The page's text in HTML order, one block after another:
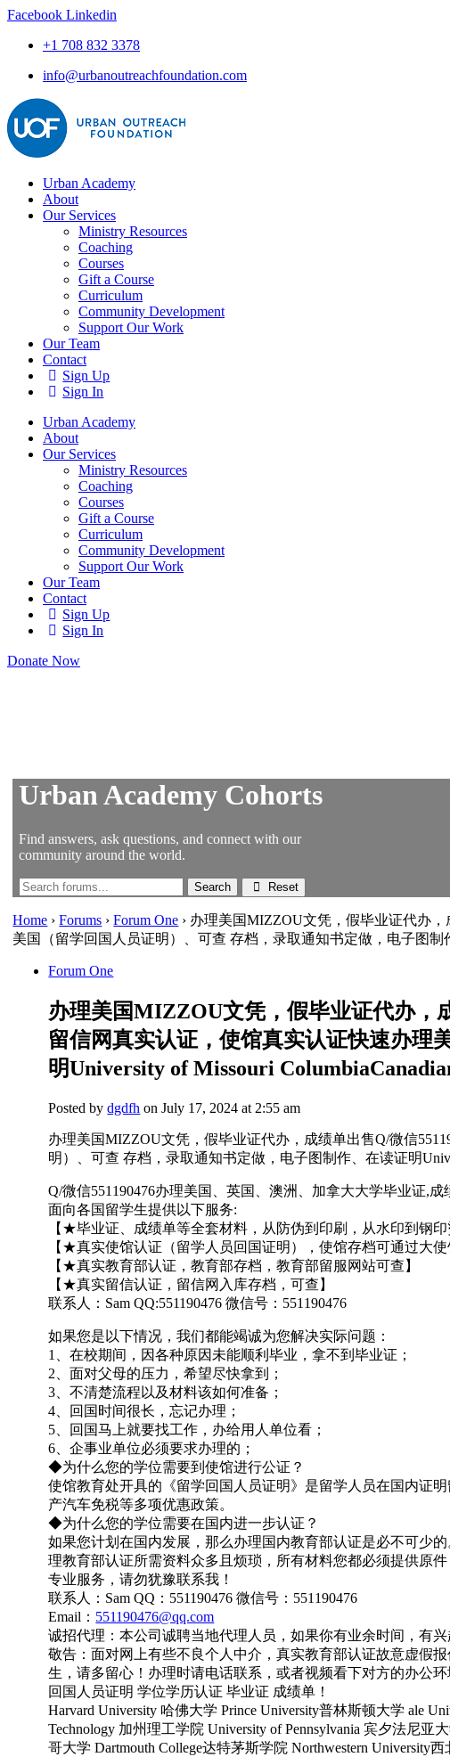
Facebook Linkedin
+1 708 832 3378
info@urbanoutreachfoundation.com
Urban Academy
About
Our Services
Ministry Resources
Coaching
Courses
Gift a Course
Curriculum
Community Development
Support Our Work
Our Team
Contact
Sign Up
Sign In
Urban Academy
About
Our Services
Ministry Resources
Coaching
Courses
Gift a Course
Curriculum
Community Development
Support Our Work
Our Team
Contact
Sign Up
Sign In
Donate Now
Urban Academy Cohorts
Find answers, ask questions, and connect with our
community around the world.
Reset
Home › Forums › Forum One › 办理美国MIZZOU文凭，假毕业证代办
美国（留学回国人员证明）、可查 存档，录取通知书定做，电子图制
Forum One
办理美国MIZZOU文凭，假毕业证代办，
留信网真实认证，使馆真实认证快速办理
明University of Missouri
Posted bydgdfh on July 17, 2024 at 2:55 am
办理美国MIZZOU文凭，假毕业证代办，成绩单出售Q/微信
明）、可查 存档，录取通知书定做，电子图制作、在读证明
Q/微信551190476办理美国、英国、澳洲、加拿大大学毕业证,
面向各国留学生提供以下服务:
【★毕业证、成绩单等全套材料，从防伪到印刷，从水印到钢印
【★真实使馆认证（留学人员回国证明），使馆存档可通过大使
【★真实教育部认证，教育部存档，教育部留服网站可查】
【★真实留信认证，留信网入库存档，可查】
联系人：Sam QQ:551190476 微信号：551190476
如果您是以下情况，我们都能竭诚为您解决实际问题：
1、在校期间，因各种原因未能顺利毕业，拿不到毕业证；
2、面对父母的压力，希望尽快拿到；
3、不清楚流程以及材料该如何准备；
4、回国时间很长，忘记办理；
5、回国马上就要找工作，办给用人单位看；
6、企事业单位必须要求办理的；
◆为什么您的学位需要到使馆进行公证？
使馆教育处开具的《留学回国人员证明》是留学人员在国内证
产汽车免税等多项优惠政策。
◆为什么您的学位需要在国内进一步认证？
如果您计划在国内发展，那么办理国内教育部认证是必不可少
理教育部认证所需资料众多且烦琐，所有材料您都必须提供原
专业服务，请勿犹豫联系我！
联系人：Sam QQ：551190476 微信号：551190476
Email： 551190476@qq.com
诚招代理：本公司诚聘当地代理人员，如果你有业余时间，有兴
敬告：面对网上有些不良个人中介，真实教育部认证故意虚假
生，请多留心！办理时请电话联系，或者视频看下对方的办公
回国人员证明 学位学历认证 毕业证 成绩单！
Harvard University 哈佛大学 Prince University普林斯顿大学 ale
Technology 加州理工学院 University of Pennsylvania 宾夕法尼亚
哥大学 Dartmouth College达特茅斯学院 Northwestern University